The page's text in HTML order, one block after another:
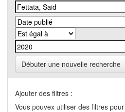
Débuter une nouvelle recherche
Ajouter des filtres :
Vous pouvex utiliser des filtres